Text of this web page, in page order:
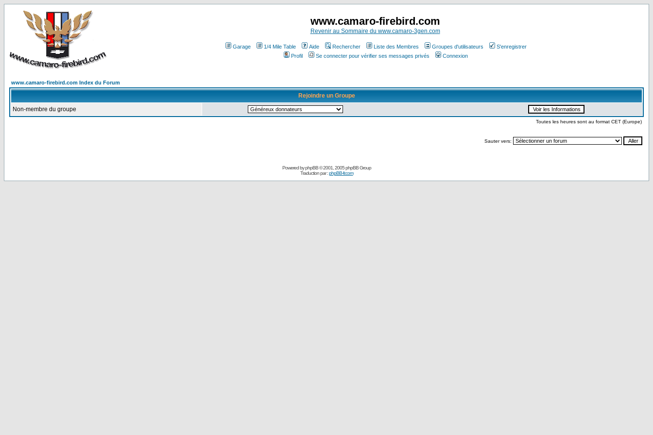
www.camaro-firebird.com
Revenir au Sommaire du www.camaro-3gen.com
Garage 1/4 Mile Table Aide Rechercher Liste des Membres Groupes d'utilisateurs
S'enregistrer
Profil
Se connecter pour vérifier ses messages privés Connexion
www.camaro-firebird.com Index du Forum
Rejoindre un Groupe
Non-membre du groupe
Toutes les heures sont au format CET (Europe)
Sauter vers:
Powered byphpBB© 2001, 2005 phpBB Group
Traduction par :phpBB-fr.com